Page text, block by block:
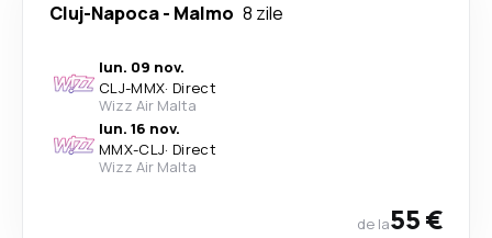
Cluj-Napoca- Malmo 8 zile
lun. 09 nov.
CLJ-MMX· Direct
Wizz Air Malta
lun. 16 nov.
MMX-CLJ· Direct
Wizz Air Malta
de la55 €